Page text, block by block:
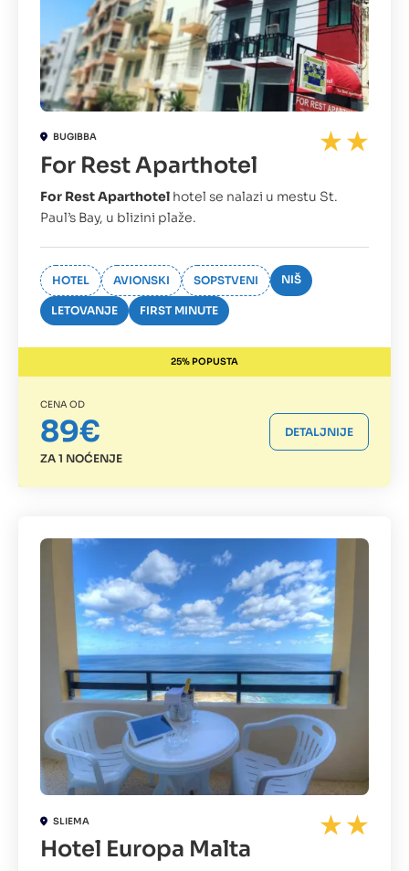
BUGIBBA
For Rest Aparthotel
For Rest Aparthotel hotel se nalazi u mestu St.
Paul’s Bay, u blizini plaže.
HOTEL AVIONSKI SOPSTVENI NIŠ
LETOVANJE FIRST MINUTE
25% POPUSTA
CENA OD
89€
ZA 1 NOĆENJE
DETALJNIJE
SLIEMA
Hotel Europa Malta